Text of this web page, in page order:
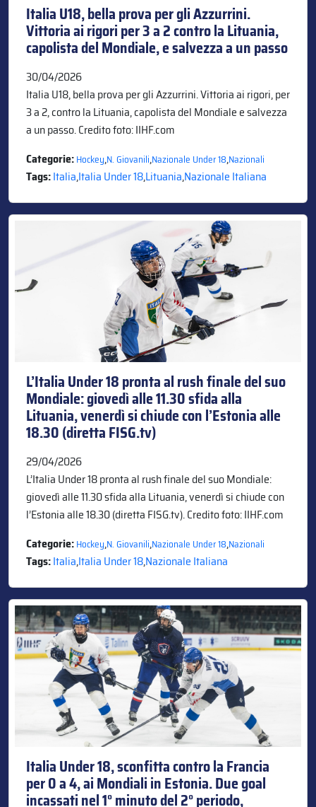
Italia U18, bella prova per gli Azzurrini.
Vittoria ai rigori per 3 a 2 contro la Lituania,
capolista del Mondiale, e salvezza a un passo
30/04/2026
Italia U18, bella prova per gli Azzurrini. Vittoria ai rigori, per
3 a 2, contro la Lituania, capolista del Mondiale e salvezza
a un passo. Credito foto: IIHF.com
Categorie:Hockey,N. Giovanili,Nazionale Under 18,Nazionali
Tags:Italia,Italia Under 18,Lituania,Nazionale Italiana
L’Italia Under 18 pronta al rush finale del suo
Mondiale: giovedì alle 11.30 sfida alla
Lituania, venerdì si chiude con l’Estonia alle
18.30 (diretta FISG.tv)
29/04/2026
L’Italia Under 18 pronta al rush finale del suo Mondiale:
giovedì alle 11.30 sfida alla Lituania, venerdì si chiude con
l’Estonia alle 18.30 (diretta FISG.tv). Credito foto: IIHF.com
Categorie:Hockey,N. Giovanili,Nazionale Under 18,Nazionali
Tags:Italia,Italia Under 18,Nazionale Italiana
Italia Under 18, sconfitta contro la Francia
per 0 a 4, ai Mondiali in Estonia. Due goal
incassati nel 1° minuto del 2° periodo,